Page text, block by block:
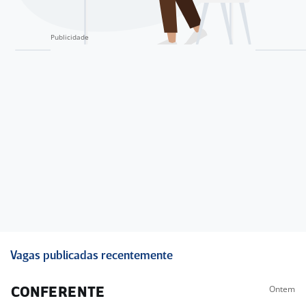
Vagas publicadas recentemente
CONFERENTE Ontem